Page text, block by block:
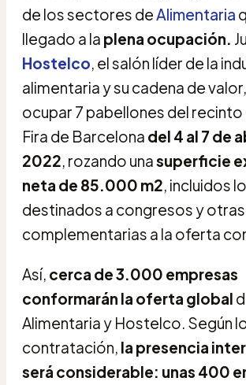
de los sectores deAlimentaria
llegado a la plena ocupación.
Hostelco, el salón líder de la
alimentaria y su cadena de
ocupar 7 pabellones del recinto
Fira de Barcelona del 4 al 7 de
2022, rozando unasuperficie
neta de 85.000 m2, incluidos
destinados a congresos y
complementarias a la oferta
Así, cerca de 3.000 empresas
conformarán la oferta global
Alimentaria y Hostelco. Según
contratación, la presencia
será considerable: unas 400